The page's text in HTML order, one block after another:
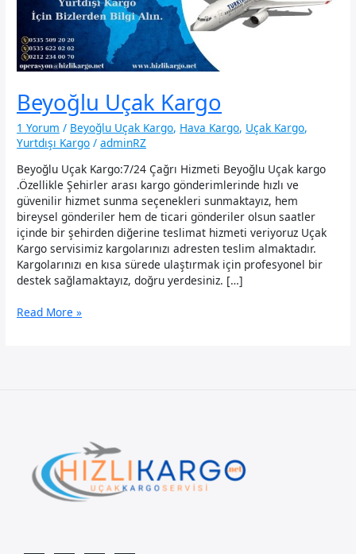
Beyoğlu Uçak Kargo
1 Yorum / Beyoğlu Uçak Kargo, Hava Kargo, Uçak Kargo,
Yurtdışı Kargo /adminRZ
Beyoğlu Uçak Kargo:7/24 Çağrı Hizmeti Beyoğlu Uçak kargo
.Özellikle Şehirler arası kargo gönderimlerinde hızlı ve
güvenilir hizmet sunma seçenekleri sunmaktayız, hem
bireysel gönderiler hem de ticari gönderiler olsun saatler
içinde bir şehirden diğerine teslimat hizmeti veriyoruz Uçak
Kargo servisimiz kargolarınızı adresten teslim almaktadır.
Kargolarınızı en kısa sürede ulaştırmak için profesyonel bir
destek sağlamaktayız, doğru yerdesiniz. […]
Beyoğlu
Read More »